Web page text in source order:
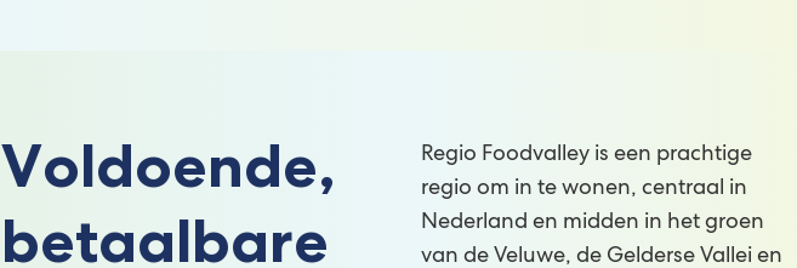
Voldoende,
betaalbare
Regio Foodvalley is een prachtige
regio om in te wonen, centraal in
Nederland en midden in het groen
van de Veluwe, de Gelderse Vallei en